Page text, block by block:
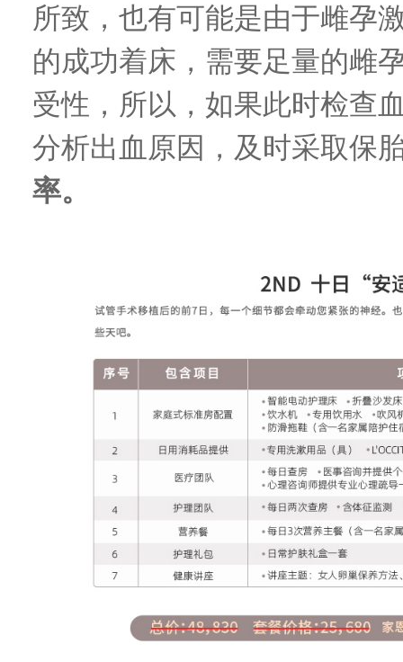
所致，也有可能是由于雌孕
的成功着床，需要足量的雌
受性，所以，如果此时检查
分析出血原因，及时采取保
率。